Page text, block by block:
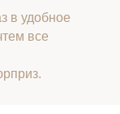
в удобное
все